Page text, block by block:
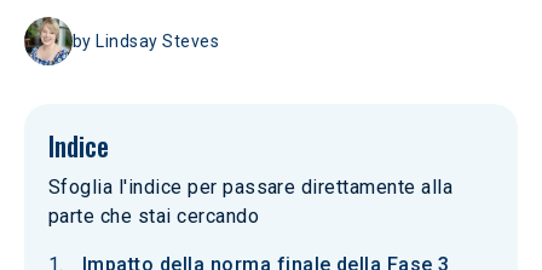
by Lindsay Steves
Indice
Sfoglia l'indice per passare direttamente alla
parte che stai cercando
Impatto della norma finale della Fase 3